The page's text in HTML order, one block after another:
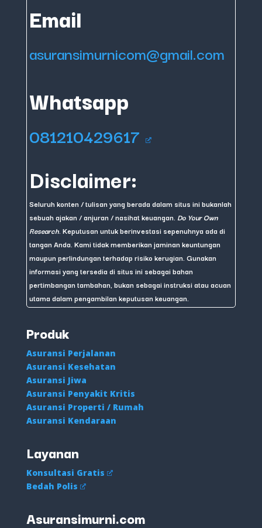
Email
asuransimurnicom@gmail.com
Whatsapp
081210429617
Disclaimer:
Seluruh konten / tulisan yang berada dalam situs ini bukanlah
sebuah ajakan / anjuran / nasihat keuangan. Do Your Own
Research . Keputusan untuk berinvestasi sepenuhnya ada di
tangan Anda. Kami tidak memberikan jaminan keuntungan
maupun perlindungan terhadap risiko kerugian. Gunakan
informasi yang tersedia di situs ini sebagai bahan
pertimbangan tambahan, bukan sebagai instruksi atau acuan
utama dalam pengambilan keputusan keuangan.
Produk
Asuransi Perjalanan
Asuransi Kesehatan
Asuransi Jiwa
Asuransi Penyakit Kritis
Asuransi Properti / Rumah
Asuransi Kendaraan
Layanan
Konsultasi Gratis
Bedah Polis
Asuransimurni.com